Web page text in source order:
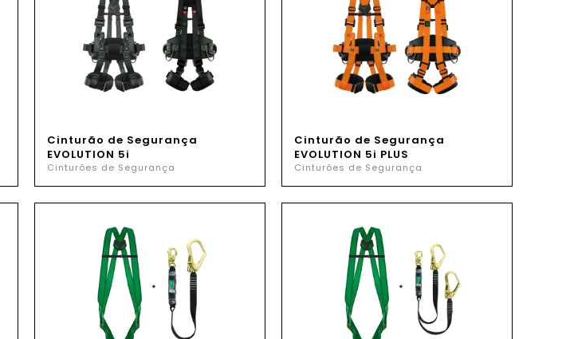
Cinturão de Segurança
EVOLUTION 5i
Cinturões de Segurança
Cinturão de Segurança
EVOLUTION 5i PLUS
Cinturões de Segurança